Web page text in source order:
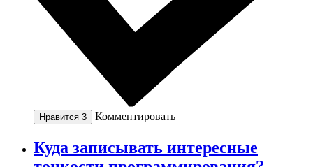
Нравится 3 Комментировать
Куда записывать интересные